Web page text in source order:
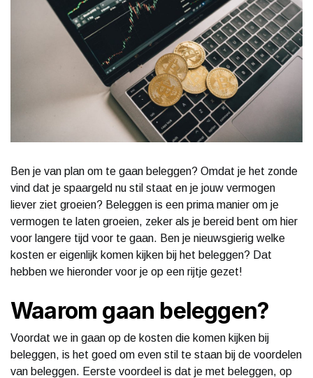
Ben je van plan om te gaan beleggen? Omdat je het zonde
vind dat je spaargeld nu stil staat en je jouw vermogen
liever ziet groeien? Beleggen is een prima manier om je
vermogen te laten groeien, zeker als je bereid bent om hier
voor langere tijd voor te gaan. Ben je nieuwsgierig welke
kosten er eigenlijk komen kijken bij het beleggen? Dat
hebben we hieronder voor je op een rijtje gezet!
Waarom gaan beleggen?
Voordat we in gaan op de kosten die komen kijken bij
beleggen, is het goed om even stil te staan bij de voordelen
van beleggen. Eerste voordeel is dat je met beleggen, op